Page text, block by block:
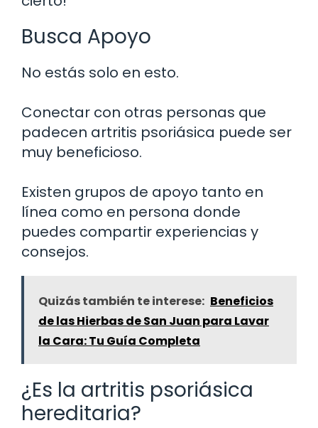
Busca Apoyo
No estás solo en esto.
Conectar con otras personas que
padecen artritis psoriásica puede ser
muy beneficioso.
Existen grupos de apoyo tanto en
línea como en persona donde
puedes compartir experiencias y
consejos.
Quizás también te interese: Beneficios
de las Hierbas de San Juan para Lavar
la Cara: Tu Guía Completa
¿Es la artritis psoriásica
hereditaria?